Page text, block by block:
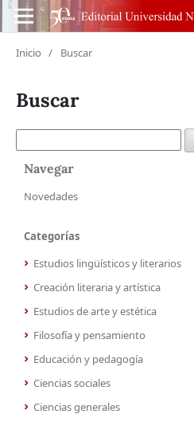
Inicio / Buscar
Buscar
Navegar
Novedades
Categorías
Estudios lingüísticos y literarios
Creación literaria y artística
Estudios de arte y estética
Filosofía y pensamiento
Educación y pedagogía
Ciencias sociales
Ciencias generales